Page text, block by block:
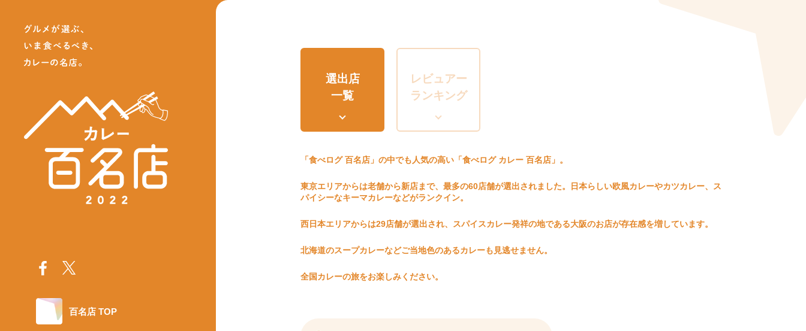
百名店 TOP
選出店
一覧
レビュアー
ランキング
「食べログ 百名店」の中でも人気の高い「食べログ カレー 百名店」。
東京エリアからは老舗から新店まで、最多の60店舗が選出されました。日本らしい欧風カレーやカツカレー、ス
パイシーなキーマカレーなどがランクイン。
西日本エリアからは29店舗が選出され、スパイスカレー発祥の地である大阪のお店が存在感を増しています。
北海道のスープカレーなどご当地色のあるカレーも見逃せません。
全国カレーの旅をお楽しみください。